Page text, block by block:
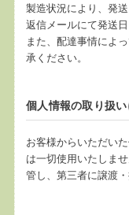
製造状況により、発
返信メールにて発送
また、配達事情によ
承ください。
個人情報の取り扱い
お客様からいただい
は一切使用いたしま
管し、第三者に譲渡